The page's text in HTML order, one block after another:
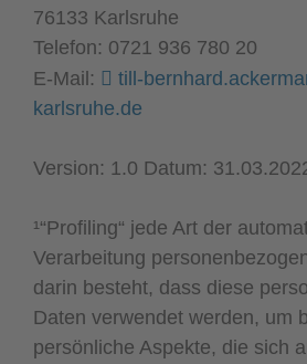
76133 Karlsruhe
Telefon: 0721 936 780 20
E-Mail:
till-
karlsruhe.de
Version: 1.0 Datum:
¹“Profiling“ jede Art der
Verarbeitung
darin besteht, dass diese
Daten verwendet werden, um
persönliche Aspekte, die sich